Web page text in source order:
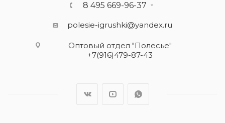
8 495 669-96-37
polesie-igrushki@yandex.ru
Оптовый отдел "Полесье"
+7(916)479-87-43